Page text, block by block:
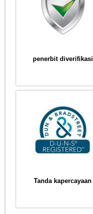
penerbit diverifikasi
Tanda kapercayaan